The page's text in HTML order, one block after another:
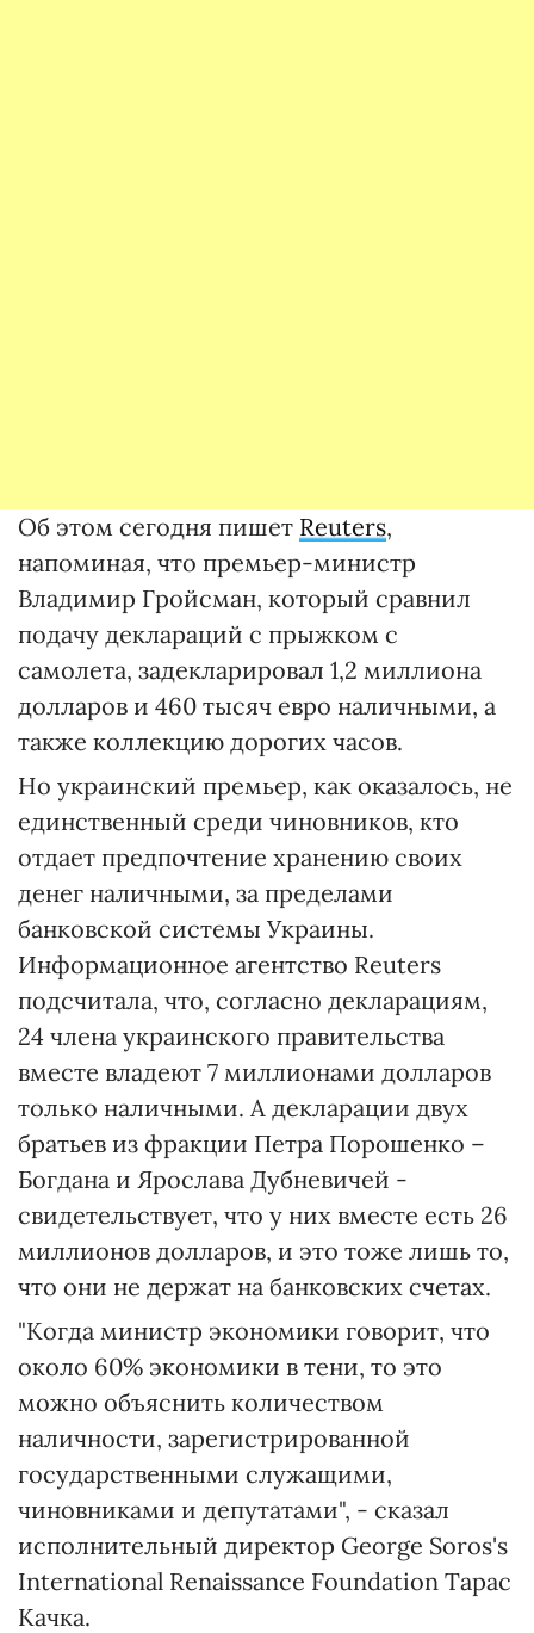
Об этом сегодня пишет Reuters,
напоминая, что премьер-министр
Владимир Гройсман, который сравнил
подачу деклараций с прыжком с
самолета, задекларировал 1,2 миллиона
долларов и 460 тысяч евро наличными, а
также коллекцию дорогих часов.
Но украинский премьер, как оказалось, не
единственный среди чиновников, кто
отдает предпочтение хранению своих
денег наличными, за пределами
банковской системы Украины.
Информационное агентство Reuters
подсчитала, что, согласно декларациям,
24 члена украинского правительства
вместе владеют 7 миллионами долларов
только наличными. А декларации двух
братьев из фракции Петра Порошенко –
Богдана и Ярослава Дубневичей -
свидетельствует, что у них вместе есть 26
миллионов долларов, и это тоже лишь то,
что они не держат на банковских счетах.
"Когда министр экономики говорит, что
около 60% экономики в тени, то это
можно объяснить количеством
наличности, зарегистрированной
государственными служащими,
чиновниками и депутатами", - сказал
исполнительный директор George Soros's
International Renaissance Foundation Тарас
Качка.